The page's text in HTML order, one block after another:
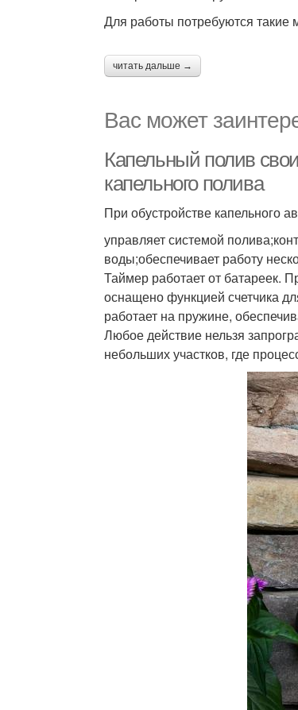
Для работы потребуются такие
читать дальше →
Вас может
Капельный полив
капельного полива
При обустройстве капельного
управляет системой
воды;обеспечивает работу
Таймер работает от батареек.
оснащено функцией счетчика
работает на пружине,
Любое действие нельзя
небольших участков, где